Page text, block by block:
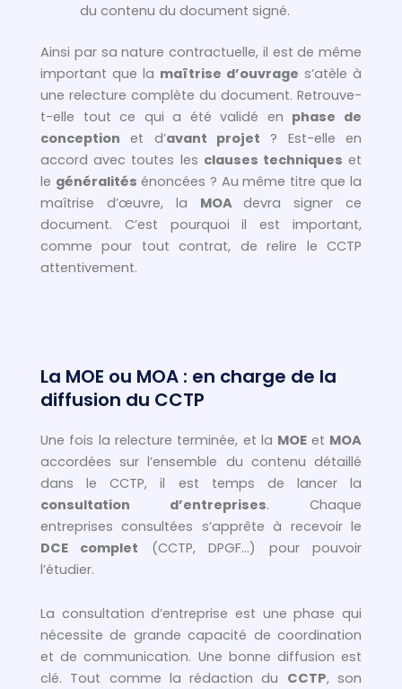
du contenu du document signé.
Ainsi par sa nature contractuelle, il est de même
important que la maîtrise d’ouvrage s’atèle à
une relecture complète du document. Retrouve-
t-elle tout ce qui a été validé en phase de
conception et d’avant projet ? Est-elle en
accord avec toutes les clauses techniques et
le généralités énoncées ? Au même titre que la
maîtrise d’œuvre, la MOAdevra signer ce
document. C’est pourquoi il est important,
comme pour tout contrat, de relire le CCTP
attentivement.
La MOE ou MOA : en charge de la
diffusion du CCTP
Une fois la relecture terminée, et la MOE et MOA
accordées sur l’ensemble du contenu détaillé
dans le CCTP, il est temps de lancer la
consultation d’entreprises. Chaque
entreprises consultées s’apprête à recevoir le
DCE complet (CCTP, DPGF…) pour pouvoir
l’étudier.
La consultation d’entreprise est une phase qui
nécessite de grande capacité de coordination
et de communication. Une bonne diffusion est
clé. Tout comme la rédaction du CCTP, son